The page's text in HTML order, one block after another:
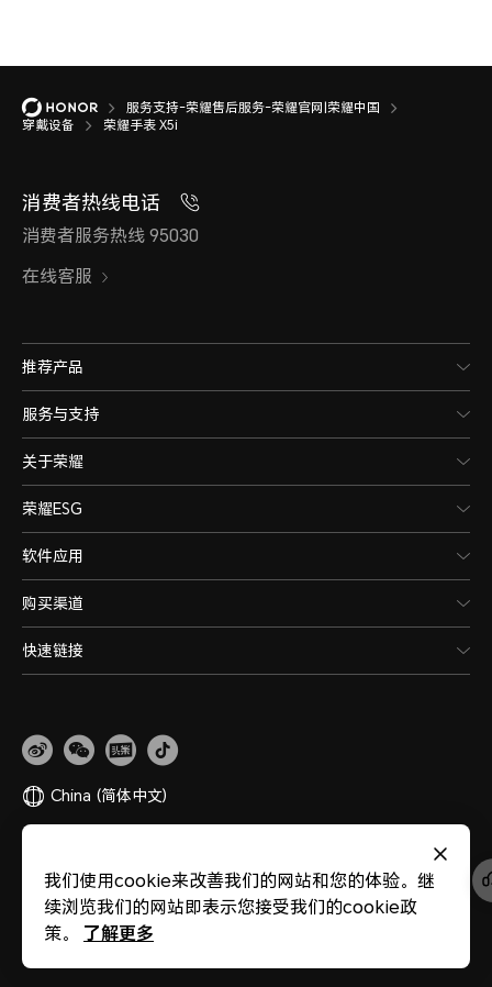
服务支持-荣耀售后服务-荣耀官网|荣耀中国
穿戴设备
荣耀手表 X5i
消费者热线电话
消费者服务热线 95030
在线客服
推荐产品
服务与支持
关于荣耀
荣耀ESG
软件应用
购买渠道
快速链接
China (简体中文)
版权所有 © 荣耀终端股份有限公司 2020-2026 保留一切权利。
44030002002883
粤ICP备20047157号
我们使用cookie来改善我们的网站和您的体验。继
续浏览我们的网站即表示您接受我们的cookie政
策。
了解更多